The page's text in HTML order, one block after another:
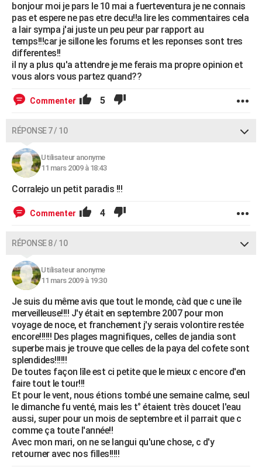
bonjour moi je pars le 10 mai a fuerteventura je ne connais
pas et espere ne pas etre decu!!a lire les commentaires cela
a lair sympa j'ai juste un peu peur par rapport au
temps!!!car je sillone les forums et les reponses sont tres
differentes!!
il ny a plus qu'a attendre je me ferais ma propre opinion et
vous alors vous partez quand??
Commenter 5
RÉPONSE 7 / 10
Utilisateur anonyme
11 mars 2009 à 18:43
Corralejo un petit paradis !!!
Commenter 4
RÉPONSE 8 / 10
Utilisateur anonyme
11 mars 2009 à 19:30
Je suis du même avis que tout le monde, càd que c une île
merveilleuse!!!! J'y était en septembre 2007 pour mon
voyage de noce, et franchement j'y serais volontire restée
encore!!!!!! Des plages magnifiques, celles de jandia sont
superbe mais je trouve que celles de la paya del cofete sont
splendides!!!!!!
De toutes façon lîle est ci petite que le mieux c encore d'en
faire tout le tour!!!
Et pour le vent, nous étions tombé une semaine calme, seul
le dimanche fu venté, mais les t° étaient très doucet l'eau
aussi, super pour un mois de septembre et il parrait que c
comme ça toute l'année!!
Avec mon mari, on ne se langui qu'une chose, c d'y
retourner avec nos filles!!!!!